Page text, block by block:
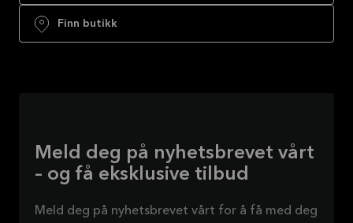
Finn butikk
Meld deg på nyhetsbrevet vårt
– og få eksklusive tilbud
Meld deg på nyhetsbrevet vårt for å få med deg